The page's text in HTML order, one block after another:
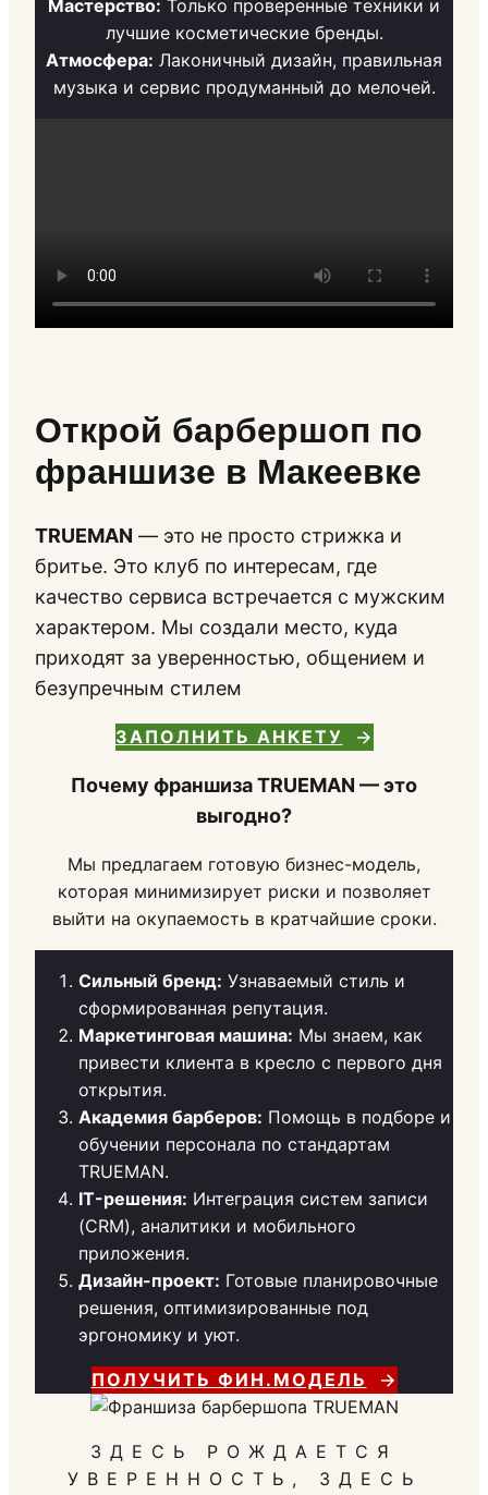
Мастерство: Только проверенные техники и
лучшие косметические бренды.
Атмосфера: Лаконичный дизайн, правильная
музыка и сервис продуманный до мелочей.
Открой барбершоп по
франшизе в Макеевке
TRUEMAN — это не просто стрижка и
бритье. Это клуб по интересам, где
качество сервиса встречается с мужским
характером. Мы создали место, куда
приходят за уверенностью, общением и
безупречным стилем
ЗАПОЛНИТЬ АНКЕТУ
Почему франшиза TRUEMAN — это
выгодно?
Мы предлагаем готовую бизнес-модель,
которая минимизирует риски и позволяет
выйти на окупаемость в кратчайшие сроки.
Сильный бренд: Узнаваемый стиль и
сформированная репутация.
Маркетинговая машина: Мы знаем, как
привести клиента в кресло с первого дня
открытия.
Академия барберов: Помощь в подборе и
обучении персонала по стандартам
TRUEMAN.
IT-решения: Интеграция систем записи
(CRM), аналитики и мобильного
приложения.
Дизайн-проект: Готовые планировочные
решения, оптимизированные под
эргономику и уют.
ПОЛУЧИТЬ ФИН.МОДЕЛЬ
ЗДЕСЬ РОЖДАЕТСЯ
УВЕРЕННОСТЬ, ЗДЕСЬ